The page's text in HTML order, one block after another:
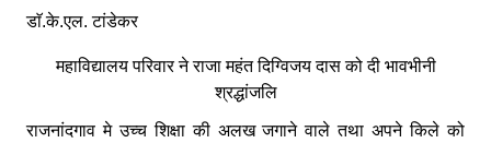
डाॅ.के.एल. टांडेकर
महाविद्यालय परिवार ने राजा महंत दिग्विजय दास को दी भावभीनी
श्रद्धांजलि
राजनांदगाव मे उच्च शिक्षा की अलख जगाने वाले तथा अपने किले को